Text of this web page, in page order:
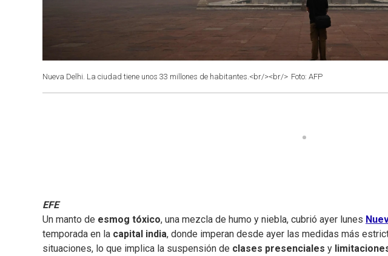
Nueva Delhi. La ciudad tiene unos 33 millones de habitantes.<br/><br/> Foto: AFP
EFE
Un manto de esmog tóxico, una mezcla de humo y niebla, cubrió ayer lunes
temporada en la capital india, donde imperan desde ayer las medidas más
situaciones, lo que implica la suspensión de clases presenciales y